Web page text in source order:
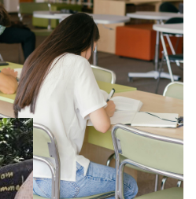
de l’enseignement
l’amplification d’un système
au superfétatoire, voire à…